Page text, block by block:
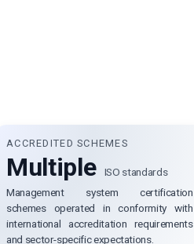
ACCREDITED SCHEMES
Multiple
ISO standards
Management system certification
schemes operated in conformity with
international accreditation requirements
and sector-specific expectations.